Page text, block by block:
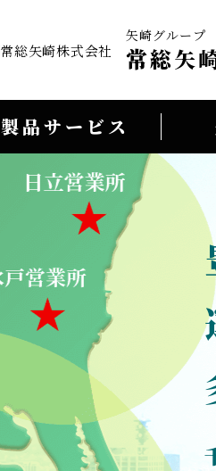
矢崎グループ
常総矢
製品サービス